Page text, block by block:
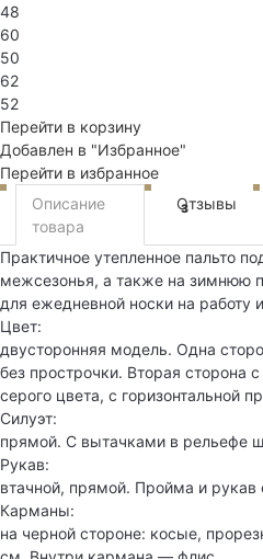
48
60
50
62
52
Перейти в корзину
Добавлен в "Избранное"
Перейти в избранное
Описание
товара
Отзывы
3
Практичное утепленное пальто
межсезонья, а также на зимнюю
для ежедневной носки на работу
Цвет:
двусторонняя модель. Одна
без прострочки. Вторая сторона
серого цвета, с горизонтальной
Силуэт:
прямой. С вытачками в рельефе
Рукав:
втачной, прямой. Пройма и
Карманы:
на черной стороне: косые,